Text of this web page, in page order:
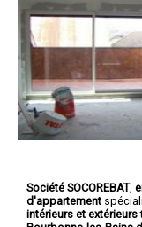
Société SOCOREBAT,
d'appartement
intérieurs et extérieurs